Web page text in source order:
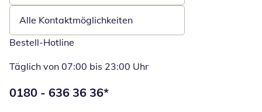
Alle Kontaktmöglichkeiten
Bestell-Hotline
Täglich von 07:00 bis 23:00 Uhr
Telefonnummer:
0180 - 636 36 36*